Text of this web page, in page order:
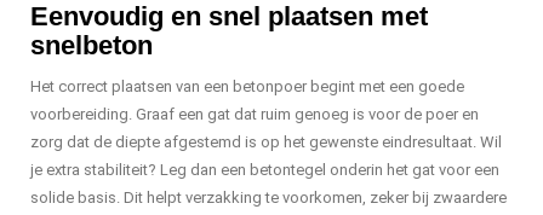
Eenvoudig en snel plaatsen met
snelbeton
Het correct plaatsen van een betonpoer begint met een goede
voorbereiding. Graaf een gat dat ruim genoeg is voor de poer en
zorg dat de diepte afgestemd is op het gewenste eindresultaat. Wil
je extra stabiliteit? Leg dan een betontegel onderin het gat voor een
solide basis. Dit helpt verzakking te voorkomen, zeker bij zwaardere